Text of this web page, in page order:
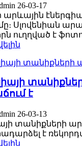
26-03-17
արևային
Սլովենիան
ուղղված է
է
26-03-13
տանիքների
է